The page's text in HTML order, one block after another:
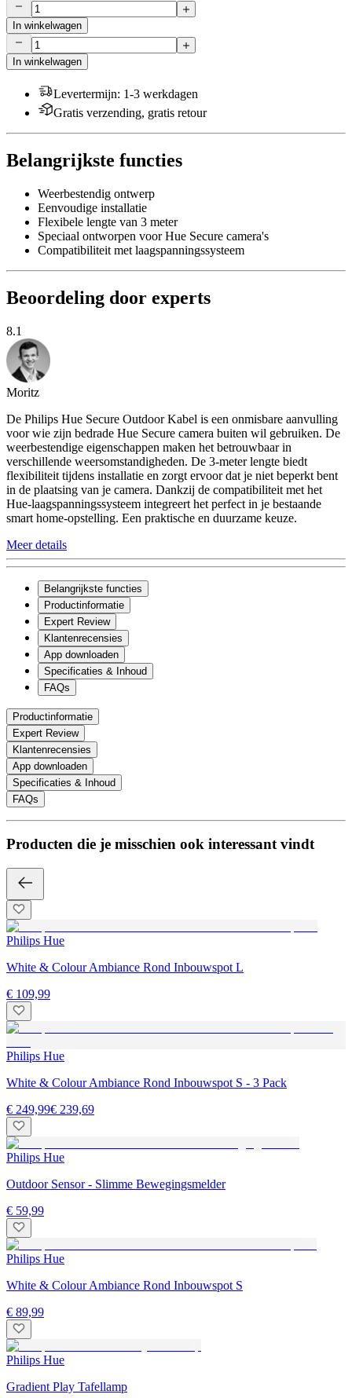
In winkelwagen
In winkelwagen
Levertermijn: 1-3 werkdagen
Gratis verzending, gratis retour
Belangrijkste functies
Weerbestendig ontwerp
Eenvoudige installatie
Flexibele lengte van 3 meter
Speciaal ontworpen voor Hue Secure camera's
Compatibiliteit met laagspanningssysteem
Beoordeling door experts
8.1
Moritz
De Philips Hue Secure Outdoor Kabel is een onmisbare aanvulling
voor wie zijn bedrade Hue Secure camera buiten wil gebruiken. De
weerbestendige eigenschappen maken het betrouwbaar in
verschillende weersomstandigheden. De 3-meter lengte biedt
flexibiliteit tijdens installatie en zorgt ervoor dat je niet beperkt bent
in de plaatsing van je camera. Dankzij de compatibiliteit met het
Hue-laagspanningssysteem integreert het perfect in je bestaande
smart home-opstelling. Een praktische en duurzame keuze.
Meer details
Belangrijkste functies
Productinformatie
Expert Review
Klantenrecensies
App downloaden
Specificaties & Inhoud
FAQs
Productinformatie
Expert Review
Klantenrecensies
App downloaden
Specificaties & Inhoud
FAQs
Producten die je misschien ook interessant vindt
Philips Hue
White & Colour Ambiance Rond Inbouwspot L
€ 109,99
Philips Hue
White & Colour Ambiance Rond Inbouwspot S - 3 Pack
€ 249,99€ 239,69
Philips Hue
Outdoor Sensor - Slimme Bewegingsmelder
€ 59,99
Philips Hue
White & Colour Ambiance Rond Inbouwspot S
€ 89,99
Philips Hue
Gradient Play Tafellamp